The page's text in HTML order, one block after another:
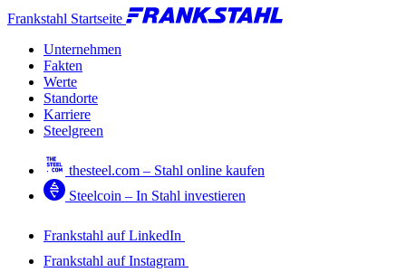
Frankstahl Startseite
Unternehmen
Fakten
Werte
Standorte
Karriere
Steelgreen
thesteel.com – Stahl online kaufen
Steelcoin – In Stahl investieren
Frankstahl auf LinkedIn
Frankstahl auf Instagram